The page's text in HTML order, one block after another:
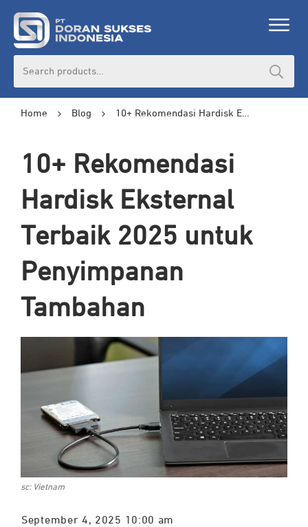
Home Blog 10+ Rekomendasi Hardisk Eksternal Terbaik 2025 untuk Penyimpanan Tambahan
10+ Rekomendasi
Hardisk Eksternal
Terbaik 2025 untuk
Penyimpanan
Tambahan
sc: Vietnam
September 4, 2025 10:00 am